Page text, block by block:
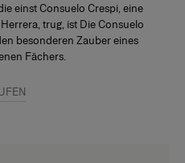
einst Consuelo Crespi, eine
trug, ist Die Consuelo
besonderen Zauber eines
Fächers.